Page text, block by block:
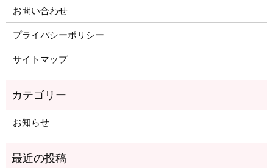
お問い合わせ
プライバシーポリシー
サイトマップ
お知らせ